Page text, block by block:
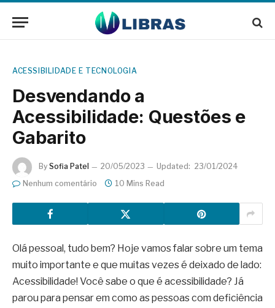
ACESSIBILIDADE E TECNOLOGIA
Desvendando a
Acessibilidade: Questões e
Gabarito
By Sofia Patel 20/05/2023 Updated: 23/01/2024
Nenhum comentário
10 Mins Read
Olá pessoal, tudo bem? Hoje vamos falar sobre um tema
muito importante e que muitas vezes é deixado de lado:
Acessibilidade! Você sabe o que é acessibilidade? Já
parou para pensar em como as pessoas com deficiência